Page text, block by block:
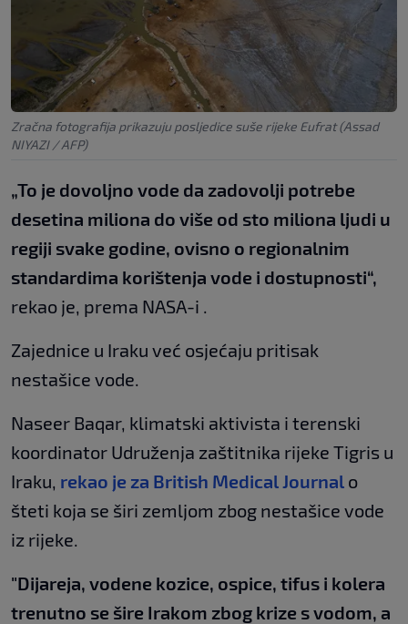
Zračna fotografija prikazuju posljedice suše rijeke Eufrat (Assad
NIYAZI / AFP)
„To je dovoljno vode da zadovolji potrebe
desetina miliona do više od sto miliona ljudi u
regiji svake godine, ovisno o regionalnim
standardima korištenja vode i dostupnosti“,
rekao je, prema NASA-i .
Zajednice u Iraku već osjećaju pritisak
nestašice vode.
Naseer Baqar, klimatski aktivista i terenski
koordinator Udruženja zaštitnika rijeke Tigris u
Iraku, rekao je za British Medical Journal o
šteti koja se širi zemljom zbog nestašice vode
iz rijeke.
"Dijareja, vodene kozice, ospice, tifus i kolera
trenutno se šire Irakom zbog krize s vodom, a